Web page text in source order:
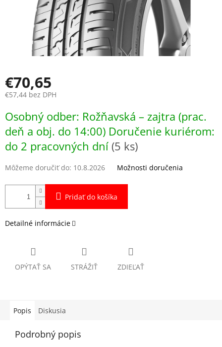
€70,65
€57,44 bez DPH
cena:
Osobný odber: Rožňavská – zajtra (prac.
deň a obj. do 14:00) Doručenie kuriérom:
do 2 pracovných dní (5 ks)
Môžeme doručiť do: 10.8.2026 Možnosti doručenia
Pridať do košíka
Detailné informácie
OPÝTAŤ SA STRÁŽIŤ ZDIEĽAŤ
Popis Diskusia
Podrobný popis